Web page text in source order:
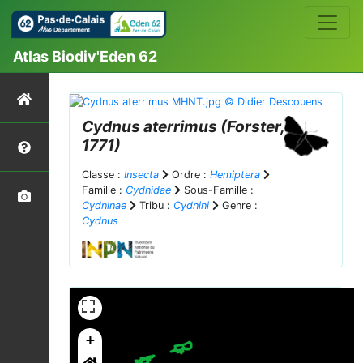
Atlas Biodiv'Eden 62
Cydnus aterrimus (Forster,
1771)
Classe : Insecta Ordre : Hemiptera
Famille : Cydnidae
Sous-Famille :
Cydninae
Tribu : Cydnini
Genre :
Cydnus
+